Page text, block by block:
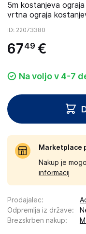
5m kostanjeva
vrtna ograja
ID: 22073380
6749 €
Na voljo v 4-7
Marketplace
Nakup je
informacij
Prodajalec:
Odpremlja iz države:
Brezskrben nakup: